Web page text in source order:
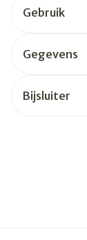
Gebruik
Gegevens
Bijsluiter